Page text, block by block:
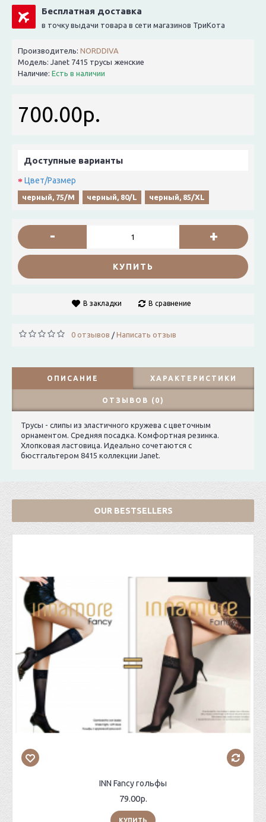
Бесплатная доставка
в точку выдачи товара в сети магазинов ТриКота
Производитель: NORDDIVA
Модель: Janet 7415 трусы женские
Наличие: Есть в наличии
700.00р.
Доступные варианты
Цвет/Размер
черный, 75/M черный, 80/L черный, 85/XL
- +
КУПИТЬ
В закладки В сравнение
0 отзывов / Написать отзыв
ОПИСАНИЕ ХАРАКТЕРИСТИКИ
ОТЗЫВОВ (0)
Трусы - слипы из эластичного кружева с цветочным
орнаментом. Средняя посадка. Комфортная резинка.
Хлопковая ластовица. Идеально сочетаются с
бюстгальтером 8415 коллекции Janet.
OUR BESTSELLERS
INN Fancy гольфы
79.00р.
КУПИТЬ